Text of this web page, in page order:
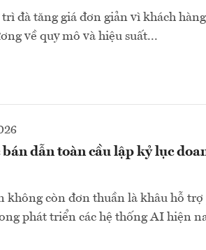
đà tăng giá đơn giản vì khách
về quy mô và hiệu suất...
dẫn toàn cầu lập kỷ lục
còn đơn thuần là khâu hỗ trợ
phát triển các hệ thống AI hiện